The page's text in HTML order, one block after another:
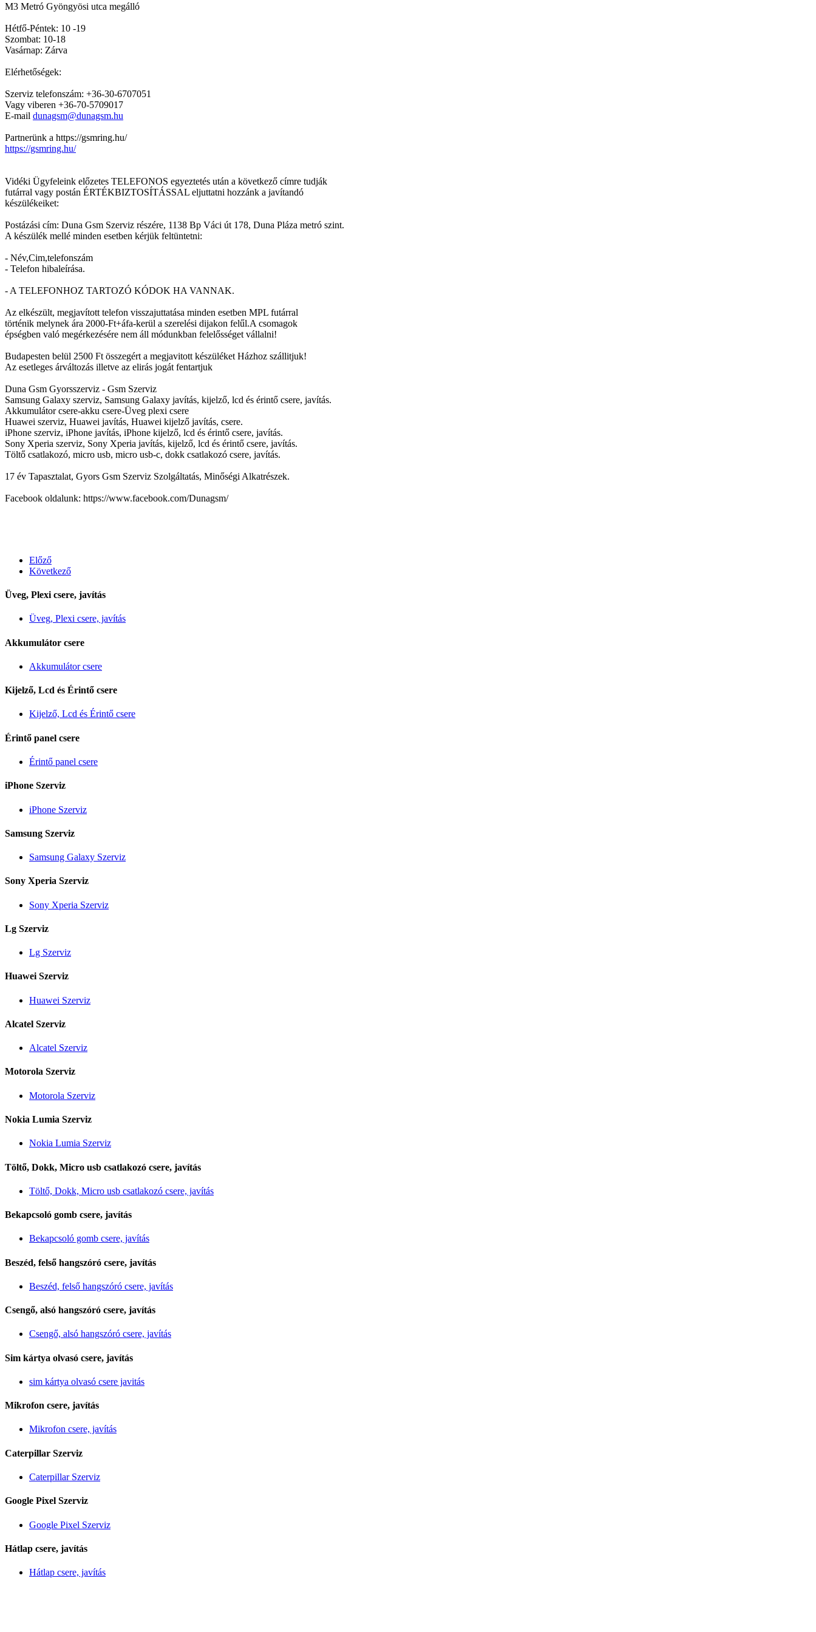
M3 Metró Gyöngyösi utca megálló
Hétfő-Péntek: 10 -19
Szombat: 10-18
Vasárnap: Zárva
Elérhetőségek:
Szerviz telefonszám: +36-30-6707051
Vagy viberen +36-70-5709017
E-mail dunagsm@dunagsm.hu
Partnerünk a https://gsmring.hu/
https://gsmring.hu/
Vidéki Ügyfeleink előzetes TELEFONOS egyeztetés után a következő címre tudják
futárral vagy postán ÉRTÉKBIZTOSÍTÁSSAL eljuttatni hozzánk a javítandó
készülékeiket:
Postázási cím: Duna Gsm Szerviz részére, 1138 Bp Váci út 178, Duna Pláza metró szint.
A készülék mellé minden esetben kérjük feltüntetni:
- Név,Cim,telefonszám
- Telefon hibaleírása.
- A TELEFONHOZ TARTOZÓ KÓDOK HA VANNAK.
Az elkészült, megjavított telefon visszajuttatása minden esetben MPL futárral
történik melynek ára 2000-Ft+áfa-kerül a szerelési dijakon felűl.A csomagok
épségben való megérkezésére nem áll módunkban felelősséget vállalni!
Budapesten belül 2500 Ft összegért a megjavitott készüléket Házhoz szállitjuk!
Az esetleges árváltozás illetve az elirás jogát fentartjuk
Duna Gsm Gyorsszerviz - Gsm Szerviz
Samsung Galaxy szerviz, Samsung Galaxy javítás, kijelző, lcd és érintő csere, javítás.
Akkumulátor csere-akku csere-Üveg plexi csere
Huawei szerviz, Huawei javítás, Huawei kijelző javítás, csere.
iPhone szerviz, iPhone javítás, iPhone kijelző, lcd és érintő csere, javítás.
Sony Xperia szerviz, Sony Xperia javítás, kijelző, lcd és érintő csere, javítás.
Töltő csatlakozó, micro usb, micro usb-c, dokk csatlakozó csere, javítás.
17 év Tapasztalat, Gyors Gsm Szerviz Szolgáltatás, Minőségi Alkatrészek.
Facebook oldalunk: https://www.facebook.com/Dunagsm/
Előző
Következő
Üveg, Plexi csere, javítás
Üveg, Plexi csere, javítás
Akkumulátor csere
Akkumulátor csere
Kijelző, Lcd és Érintő csere
Kijelző, Lcd és Érintő csere
Érintő panel csere
Érintő panel csere
iPhone Szerviz
iPhone Szerviz
Samsung Szerviz
Samsung Galaxy Szerviz
Sony Xperia Szerviz
Sony Xperia Szerviz
Lg Szerviz
Lg Szerviz
Huawei Szerviz
Huawei Szerviz
Alcatel Szerviz
Alcatel Szerviz
Motorola Szerviz
Motorola Szerviz
Nokia Lumia Szerviz
Nokia Lumia Szerviz
Töltő, Dokk, Micro usb csatlakozó csere, javítás
Töltő, Dokk, Micro usb csatlakozó csere, javítás
Bekapcsoló gomb csere, javítás
Bekapcsoló gomb csere, javítás
Beszéd, felső hangszóró csere, javítás
Beszéd, felső hangszóró csere, javítás
Csengő, alsó hangszóró csere, javítás
Csengő, alsó hangszóró csere, javítás
Sim kártya olvasó csere, javítás
sim kártya olvasó csere javitás
Mikrofon csere, javítás
Mikrofon csere, javítás
Caterpillar Szerviz
Caterpillar Szerviz
Google Pixel Szerviz
Google Pixel Szerviz
Hátlap csere, javítás
Hátlap csere, javítás